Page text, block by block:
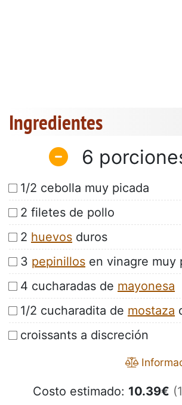
Ingredientes
6
1/2 cebolla muy picada
2 filetes de pollo
2 huevos duros
3 pepinillos en vinagre muy
4 cucharadas de mayonesa
1/2 cucharadita de mostaza
croissants a discreción
Costo estimado: 10.39€